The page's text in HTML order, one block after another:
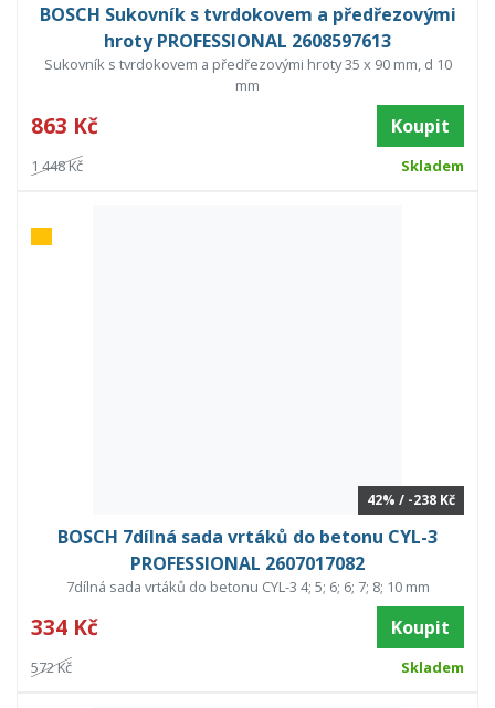
BOSCH Sukovník s tvrdokovem a předřezovými
hroty PROFESSIONAL 2608597613
Sukovník s tvrdokovem a předřezovými hroty 35 x 90 mm, d 10
mm
863 Kč Koupit
1 448 Kč Skladem
42% / -238 Kč
BOSCH 7dílná sada vrtáků do betonu CYL-3
PROFESSIONAL 2607017082
7dílná sada vrtáků do betonu CYL-3 4; 5; 6; 6; 7; 8; 10 mm
334 Kč Koupit
572 Kč Skladem